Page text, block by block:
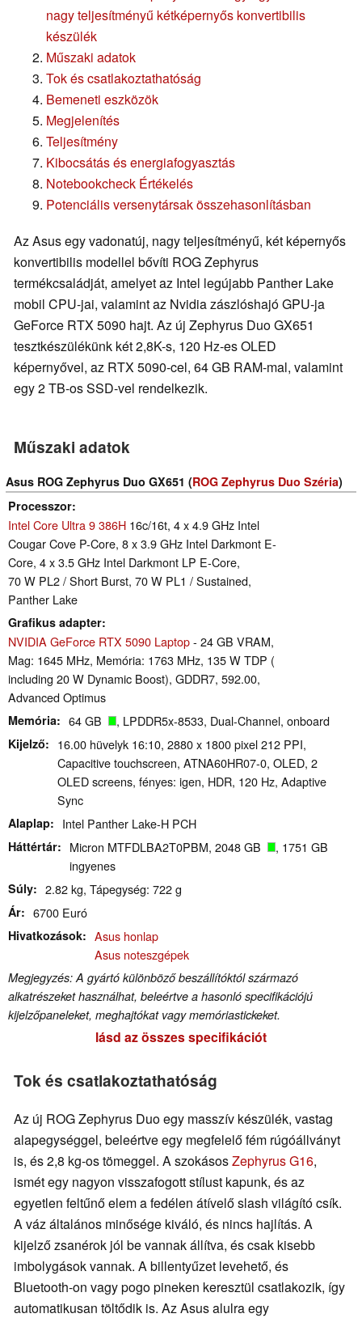
nagy teljesítményű kétképernyős konvertibilis
készülék
Műszaki adatok
Tok és csatlakoztathatóság
Bemeneti eszközök
Megjelenítés
Teljesítmény
Kibocsátás és energiafogyasztás
Notebookcheck Értékelés
Potenciális versenytársak összehasonlításban
Az Asus egy vadonatúj, nagy teljesítményű, két képernyős
konvertibilis modellel bővíti ROG Zephyrus
termékcsaládját, amelyet az Intel legújabb Panther Lake
mobil CPU-jai, valamint az Nvidia zászlóshajó GPU-ja
GeForce RTX 5090 hajt. Az új Zephyrus Duo GX651
tesztkészülékünk két 2,8K-s, 120 Hz-es OLED
képernyővel, az RTX 5090-cel, 64 GB RAM-mal, valamint
egy 2 TB-os SSD-vel rendelkezik.
Műszaki adatok
Asus ROG Zephyrus Duo GX651 (ROG Zephyrus Duo Széria)
Processzor
Intel Core Ultra 9 386H 16c/16t, 4 x 4.9 GHz Intel
Cougar Cove P-Core, 8 x 3.9 GHz Intel Darkmont E-
Core, 4 x 3.5 GHz Intel Darkmont LP E-Core,
70 W PL2 / Short Burst, 70 W PL1 / Sustained,
Panther Lake
Grafikus adapter
NVIDIA GeForce RTX 5090 Laptop- 24 GB VRAM,
Mag: 1645 MHz, Memória: 1763 MHz, 135 W TDP (
including 20 W Dynamic Boost), GDDR7, 592.00,
Advanced Optimus
Memória 64 GB , LPDDR5x-8533, Dual-Channel, onboard
Kijelző
16.00 hüvelyk 16:10, 2880 x 1800 pixel 212 PPI,
Capacitive touchscreen, ATNA60HR07-0, OLED, 2
OLED screens, fényes: igen, HDR, 120 Hz, Adaptive
Sync
Alaplap Intel Panther Lake-H PCH
Háttértár Micron MTFDLBA2T0PBM, 2048 GB
, 1751 GB
ingyenes
Súly 2.82 kg, Tápegység: 722 g
Ár 6700 Euró
Hivatkozások
Asus honlap
Asus noteszgépek
Megjegyzés: A gyártó különböző beszállítóktól származó
alkatrészeket használhat, beleértve a hasonló specifikációjú
kijelzőpaneleket, meghajtókat vagy memóriastickeket.
lásd az összes specifikációt
Tok és csatlakoztathatóság
Az új ROG Zephyrus Duo egy masszív készülék, vastag
alapegységgel, beleértve egy megfelelő fém rúgóállványt
is, és 2,8 kg-os tömeggel. A szokásosZephyrus G16,
ismét egy nagyon visszafogott stílust kapunk, és az
egyetlen feltűnő elem a fedélen átívelő slash világító csík.
A váz általános minősége kiváló, és nincs hajlítás. A
kijelző zsanérok jól be vannak állítva, és csak kisebb
imbolygások vannak. A billentyűzet levehető, és
Bluetooth-on vagy pogo pineken keresztül csatlakozik, így
automatikusan töltődik is. Az Asus alulra egy